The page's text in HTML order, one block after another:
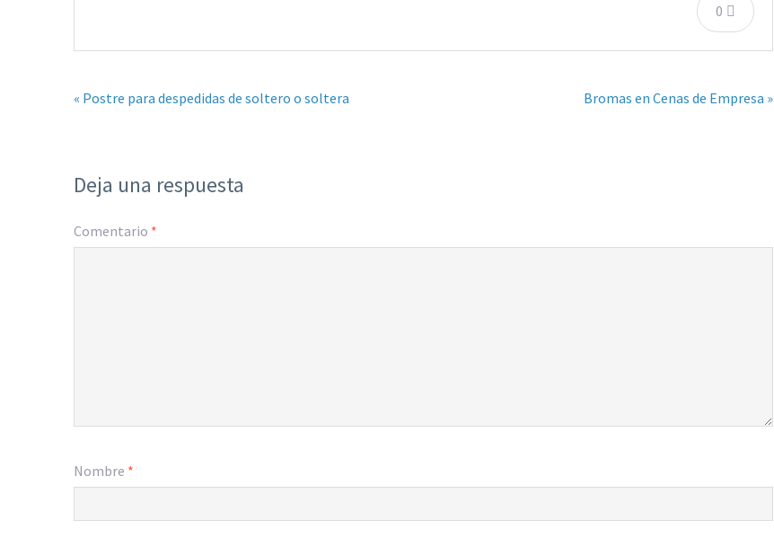
0
« Postre para despedidas de soltero o soltera Bromas en Cenas de Empresa »
Deja una respuesta
Comentario *
Nombre *